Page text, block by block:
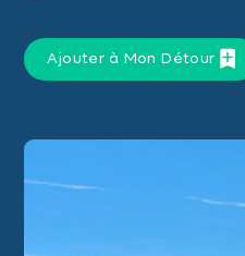
Ajouter à Mon Détour